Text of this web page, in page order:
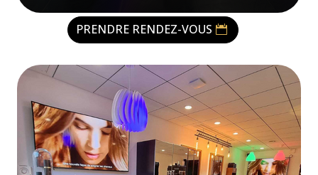
PRENDRE RENDEZ-VOUS